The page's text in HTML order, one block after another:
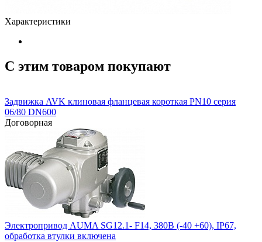
Характеристики
С этим товаром покупают
Задвижка AVK клиновая фланцевая короткая PN10 серия
06/80 DN600
Договорная
Электропривод AUMA SG12.1- F14, 380В (-40 +60), IP67,
обработка втулки включена